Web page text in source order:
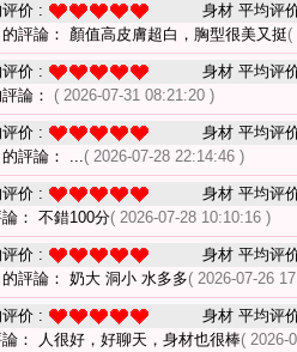
价 : 身材 平均评
的評論： 顏值高皮膚超白，胸型很美又挺(
价 : 身材 平均评
論： ( 2026-07-31 08:21:20 )
价 : 身材 平均评
的評論： ...( 2026-07-28 22:14:46 )
价 : 身材 平均评
： 不錯100分( 2026-07-28 10:10:16 )
价 : 身材 平均评
的評論： 奶大 洞小 水多多( 2026-07-26
价 : 身材 平均评
： 人很好，好聊天，身材也很棒( 2026-